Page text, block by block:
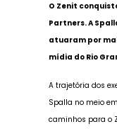
O Zenit
Partners. A
atuaram por
mídia do Rio
A trajetória dos
Spalla no meio
caminhos para o